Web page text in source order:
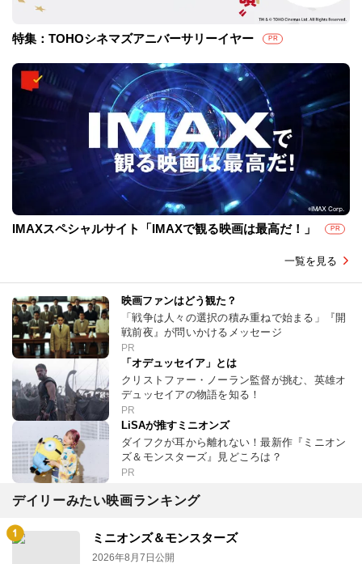
特集：TOHOシネマズアニバーサリーイヤー PR
IMAXスペシャルサイト「IMAXで観る映画は最高だ！」 PR
一覧を見る
映画ファンはどう観た？
「戦争は人々の選択の積み重ねで始まる」『開
戦前夜』が問いかけるメッセージ
PR
「オデュッセイア」とは
クリストファー・ノーラン監督が挑む、英雄オ
デュッセイアの物語を知る！
PR
LiSAが推すミニオンズ
ダイフクが耳から離れない！最新作『ミニオン
ズ＆モンスターズ』見どころは？
PR
デイリーみたい映画ランキング
ミニオンズ＆モンスターズ
2026年8月7日公開